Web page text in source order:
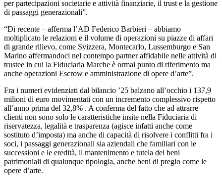
per partecipazioni societarie e attività finanziarie, il trust e la gestione
di passaggi generazionali”.
“Di recente – afferma l’AD Federico Barbieri – abbiamo
moltiplicato le relazioni e il volume di operazioni su piazze di affari
di grande rilievo, come Svizzera, Montecarlo, Lussemburgo e San
Marino affermandoci nel contempo partner affidabile nelle attività di
trustee in cui la Fiduciaria Marche è ormai punto di riferimento ma
anche operazioni Escrow e amministrazione di opere d’arte”.
Fra i numeri evidenziati dal bilancio ’25 balzano all’occhio i 137,9
milioni di euro movimentati con un incremento complessivo rispetto
all’anno prima del 32,8% . A conferma del fatto che ad attrarre
clienti non sono solo le caratteristiche insite nella Fiduciaria di
riservatezza, legalità e trasparenza (agisce infatti anche come
sostituto d’imposta) ma anche di capacità di risolvere i conflitti fra i
soci, i passaggi generazionali sia aziendali che familiari con le
successioni e le eredità, il mantenimento e tutela dei beni
patrimoniali di qualunque tipologia, anche beni di pregio come le
opere d’arte.